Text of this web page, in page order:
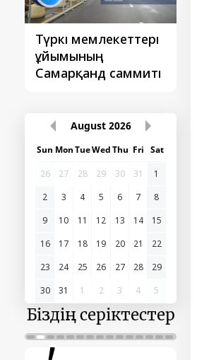
Түркі мемлекеттері
ұйымының
Самарқанд саммиті
August 2026
Sun MonTueWedThu Fri Sat
26
27 28 29 30 31
1
2
3 4 5 6 7
8
9
10 11 12 13 14
15
16
17 18 19 20 21
22
23
24 25 26 27 28
29
30
31 1 2 3 4 5
Біздің серіктестер